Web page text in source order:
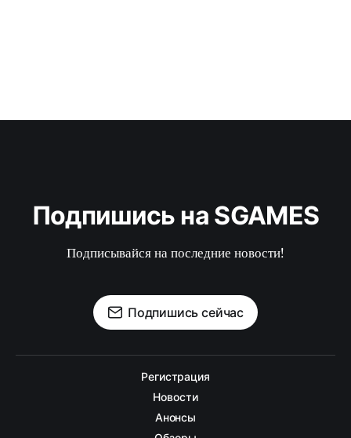
Подпишись на SGAMES
Подписывайся на последние новости!
Подпишись сейчас
Регистрация
Новости
Анонсы